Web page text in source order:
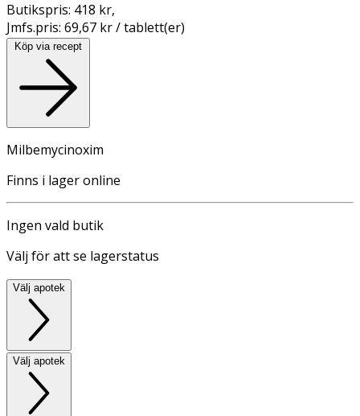
Butikspris: 418 kr,
Jmfs.pris: 69,67 kr / tablett(er)
Köp via recept
Milbemycinoxim
Finns i lager online
Ingen vald butik
Välj för att se lagerstatus
Välj apotek
Välj apotek